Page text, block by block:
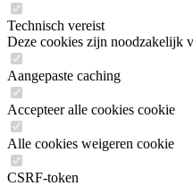
Technisch vereist
Deze cookies zijn noodzakelijk
Aangepaste caching
Accepteer alle cookies cookie
Alle cookies weigeren cookie
CSRF-token